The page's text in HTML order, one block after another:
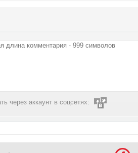
через аккаунт в соцсетях: